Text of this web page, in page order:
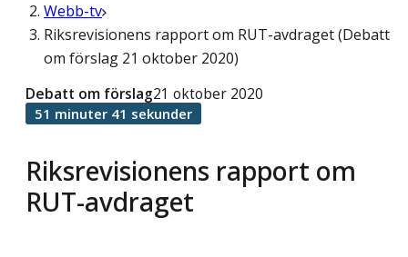
Webb-tv
Riksrevisionens rapport om RUT-avdraget (Debatt
om förslag 21 oktober 2020)
Riksrevisionens rapport om
RUT-avdraget
Debatt om förslag21 oktober 2020
51 minuter 41 sekunder